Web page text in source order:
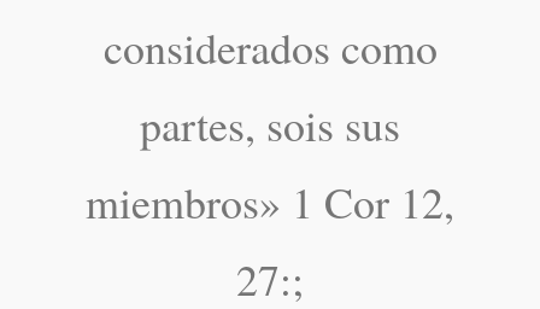
considerados como
partes, sois sus
miembros» 1 Cor 12,
27:;